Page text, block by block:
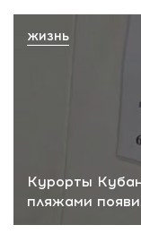
Курорты
пляжами
ЖИЗНЬ